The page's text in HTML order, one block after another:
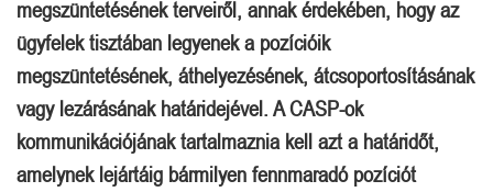
megszüntetésének terveiről, annak érdekében, hogy az
ügyfelek tisztában legyenek a pozícióik
megszüntetésének, áthelyezésének, átcsoportosításának
vagy lezárásának határidejével. A CASP-ok
kommunikációjának tartalmaznia kell azt a határidőt,
amelynek lejártáig bármilyen fennmaradó pozíciót